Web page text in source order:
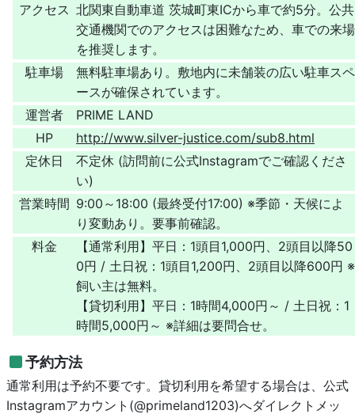
アクセス 北関東自動車道 茨城町東ICから車で約5分。公共
交通機関でのアクセスは困難なため、車での来場
を推奨します。
駐車場
無料駐車場あり。敷地内に未舗装の広い駐車スペ
ースが確保されています。
運営者
PRIME LAND
HP
http://www.silver-justice.com/sub8.html
定休日
不定休 (訪問前に公式Instagramでご確認くださ
い)
営業時間 9:00～18:00 (最終受付17:00) ※季節・天候によ
り変動あり。要事前確認。
料金
【通常利用】平日：1頭目1,000円、2頭目以降50
0円 / 土日祝：1頭目1,200円、2頭目以降600円 ※
飼い主は無料。
【貸切利用】平日：1時間4,000円～ / 土日祝：1
時間5,000円～ ※詳細は要問合せ。
予約方法
通常利用は予約不要です。貸切利用を希望する場合は、公式
Instagramアカウント(@primeland1203)へダイレクトメッ